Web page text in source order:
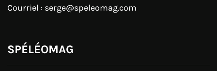
Courriel : serge@speleomag.com
SPÉLÉOMAG